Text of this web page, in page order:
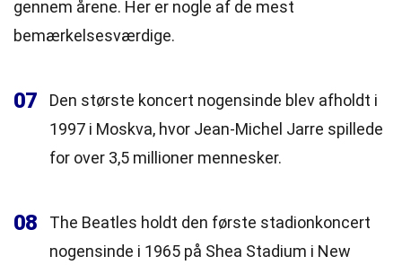
gennem årene. Her er nogle af de mest
bemærkelsesværdige.
07
Den største koncert nogensinde blev afholdt i
1997 i Moskva, hvor Jean-Michel Jarre spillede
for over 3,5 millioner mennesker.
08
The Beatles holdt den første stadionkoncert
nogensinde i 1965 på Shea Stadium i New